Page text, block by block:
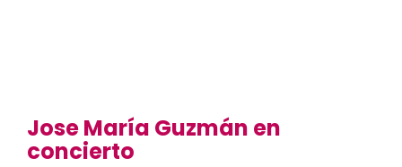
Jose María Guzmán en
concierto